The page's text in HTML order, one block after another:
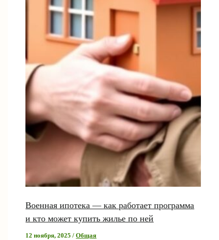
Военная ипотека — как работает программа
и кто может купить жилье по ней
12 ноября, 2025/Общая